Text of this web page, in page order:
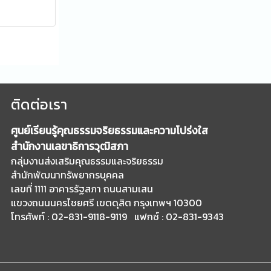
ติดต่อเรา
ศูนย์เรียนรู้คุณธรรมจริยธรรมและความโปร่งใส
สำนักงานเลขาธิการวุฒิสภา
กลุ่มงานส่งเสริมคุณธรรมและจริยธรรม
สำนักพัฒนาทรัพยากรบุคคล
เลขที่ 1111 อาคารรัฐสภา ถนนสามเสน
แขวงถนนนครไชยศรี เขตดุสิต กรุงเทพฯ 10300
โทรศัพท์ : 02-831-9118-9119 แฟกซ์ : 02-831-9343